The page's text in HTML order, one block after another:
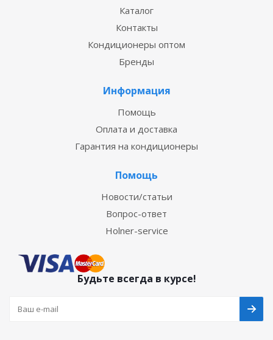
Каталог
Контакты
Кондиционеры оптом
Бренды
Информация
Помощь
Оплата и доставка
Гарантия на кондиционеры
Помощь
Новости/статьи
Вопрос-ответ
Holner-service
Будьте всегда в курсе!